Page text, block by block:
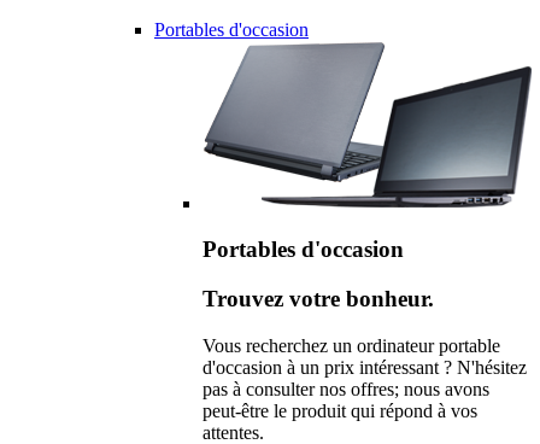
Portables d'occasion
Portables d'occasion
Trouvez votre bonheur.
Vous recherchez un ordinateur portable
d'occasion à un prix intéressant ? N'hésitez
pas à consulter nos offres; nous avons
peut-être le produit qui répond à vos
attentes.